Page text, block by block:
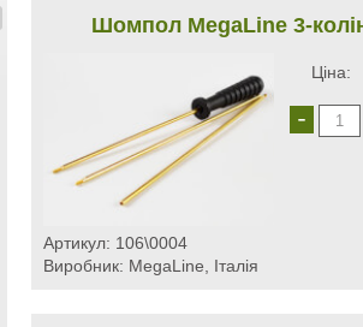
Шомпол MegaLine 3-
Ціна:
-
Артикул: 106\0004
Виробник: MegaLine, Італія